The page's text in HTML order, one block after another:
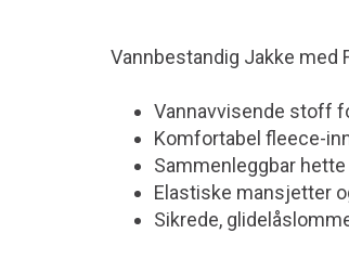
Vannbestandig Jakke med
Vannavvisende stoff
Komfortabel fleece-
Sammenleggbar
Elastiske mansjetter
Sikrede,